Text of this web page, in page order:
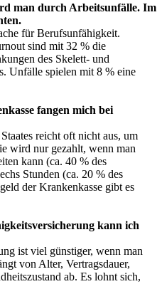
man durch Arbeitsunfälle. Im
für Berufsunfähigkeit.
sind mit 32 % die
des Skelett- und
Unfälle spielen mit 8 % eine
fangen mich bei
reicht oft nicht aus, um
wird nur gezahlt, wenn man
kann (ca. 40 % des
Stunden (ca. 20 % des
der Krankenkasse gibt es
kann ich
ist viel günstiger, wenn man
von Alter, Vertragsdauer,
ab. Es lohnt sich,